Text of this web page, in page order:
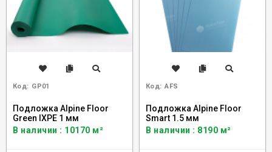
Код: GP01
Подложка Alpine Floor
Green IXPE 1 мм
В наличии : 10170 м²
Код: AFS
Подложка Alpine Floor
Smart 1.5 мм
В наличии : 8190 м²